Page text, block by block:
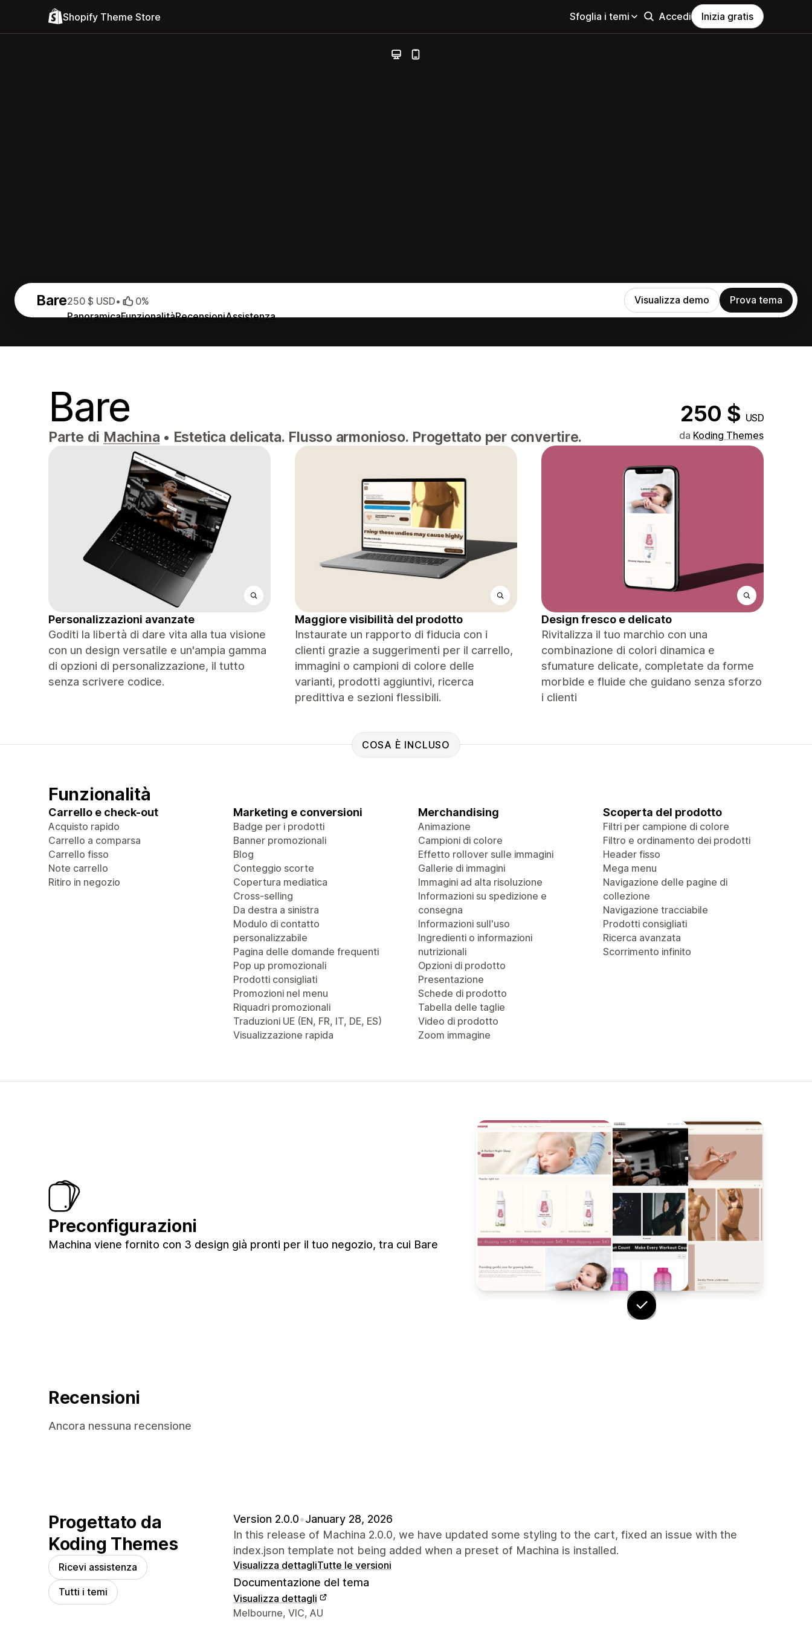
Shopify Theme Store Sfoglia i temi Accedi Inizia gratis
Bare
PanoramicaFunzionalitàRecensioniAssistenza
250 $ USD• 0% Visualizza demo Prova tema
Bare 250 $ USD
Parte di Machina • Estetica delicata. Flusso armonioso. Progettato per convertire. da Koding Themes
Personalizzazioni avanzate
Goditi la libertà di dare vita alla tua visione
con un design versatile e un'ampia gamma
di opzioni di personalizzazione, il tutto
senza scrivere codice.
Maggiore visibilità del prodotto
Instaurate un rapporto di fiducia con i
clienti grazie a suggerimenti per il carrello,
immagini o campioni di colore delle
varianti, prodotti aggiuntivi, ricerca
predittiva e sezioni flessibili.
Design fresco e delicato
Rivitalizza il tuo marchio con una
combinazione di colori dinamica e
sfumature delicate, completate da forme
morbide e fluide che guidano senza sforzo
i clienti
COSA È INCLUSO
Funzionalità
Carrello e check-out
Acquisto rapido
Carrello a comparsa
Carrello fisso
Note carrello
Ritiro in negozio
Marketing e conversioni
Badge per i prodotti
Banner promozionali
Blog
Conteggio scorte
Copertura mediatica
Cross-selling
Da destra a sinistra
Modulo di contatto
personalizzabile
Pagina delle domande frequenti
Pop up promozionali
Prodotti consigliati
Promozioni nel menu
Riquadri promozionali
Traduzioni UE (EN, FR, IT, DE, ES)
Visualizzazione rapida
Merchandising
Animazione
Campioni di colore
Effetto rollover sulle immagini
Gallerie di immagini
Immagini ad alta risoluzione
Informazioni su spedizione e
consegna
Informazioni sull'uso
Ingredienti o informazioni
nutrizionali
Opzioni di prodotto
Presentazione
Schede di prodotto
Tabella delle taglie
Video di prodotto
Zoom immagine
Scoperta del prodotto
Filtri per campione di colore
Filtro e ordinamento dei prodotti
Header fisso
Mega menu
Navigazione delle pagine di
collezione
Navigazione tracciabile
Prodotti consigliati
Ricerca avanzata
Scorrimento infinito
Preconfigurazioni
Machina viene fornito con 3 design già pronti per il tuo negozio, tra cui Bare
Recensioni
Ancora nessuna recensione
Progettato da
Koding Themes
Ricevi assistenza
Tutti i temi
Version 2.0.0•January 28, 2026
In this release of Machina 2.0.0, we have updated some styling to the cart, fixed an issue with the
index.json template not being added when a preset of Machina is installed.
Visualizza dettagliTutte le versioni
Documentazione del tema
Visualizza dettagli
Recapiti del designer
Melbourne, VIC, AU